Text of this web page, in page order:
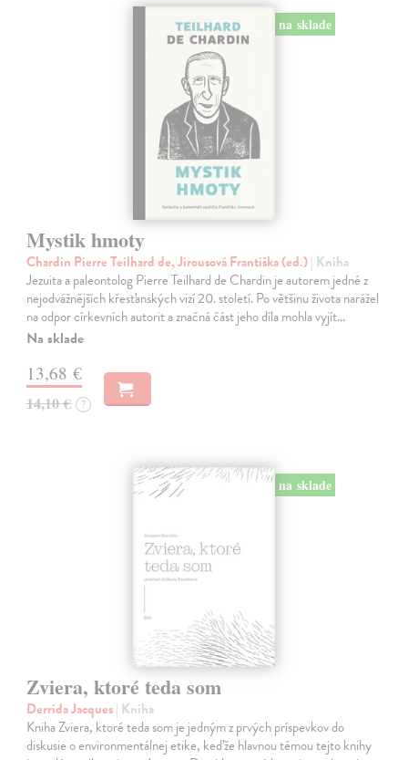
na sklade
Mystik hmoty
Chardin Pierre Teilhard de, Jirousová Františka (ed.)| Kniha
Jezuita a paleontolog Pierre Teilhard de Chardin je autorem jedné z
nejodvážnějších křesťanských vizí 20. století. Po většinu života narážel
na odpor církevních autorit a značná část jeho díla mohla vyjít…
Na sklade
13,68 €
14,10 € ?
na sklade
Zviera, ktoré teda som
Derrida Jacques| Kniha
Kniha Zviera, ktoré teda som je jedným z prvých príspevkov do
diskusie o environmentálnej etike, keďže hlavnou témou tejto knihy